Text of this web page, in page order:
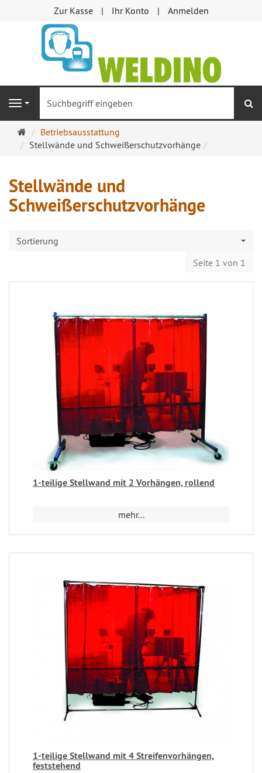
Zur Kasse Ihr Konto Anmelden
Navigation
Startseite
Betriebsausstattung
Stellwände und Schweißerschutzvorhänge
Stellwände und
Schweißerschutzvorhänge
Sortierung
Seite 1 von 1
1-teilige Stellwand mit 2 Vorhängen, rollend
mehr...
1-teilige Stellwand mit 4 Streifenvorhängen,
feststehend